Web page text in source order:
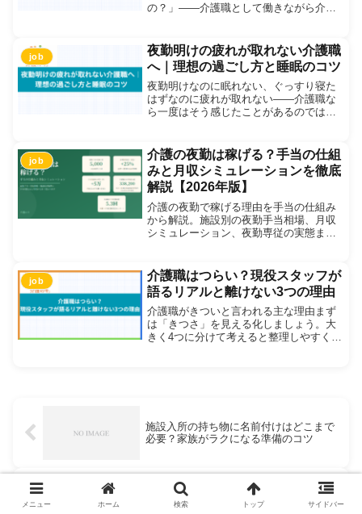
の？」——介護職として働きながら介護
修は、介護福祉士国家試験の受験に必須
の資格です。しかし、フルタ...
job
夜勤明けの疲れが取れない介護職
へ｜理想の過ごし方と睡眠のコツ
夜勤明けなのに眠れない、ぐっすり寝た
はずなのに疲れが取れない——介護職な
ら一度はそう感じたことがあるのではな
す。この記事では、夜勤明けの疲れが取
れない理由を整理しながら、...
job
介護の夜勤は稼げる？手当の仕組
みと月収シミュレーションを徹底
解説【2026年版】
介護の夜勤で稼げる理由を手当の仕組み
から解説。施設別の夜勤手当相場、月収
シミュレーション、夜勤専従の実態まで
job
介護職はつらい？現役スタッフが
語るリアルと離けない3つの理由
介護職がきついと言われる主な理由まず
は「きつさ」を見える化しましょう。大
きく4つに分けて考えると整理しやすくな
施設入所の持ち物に名前付けはどこまで
必要？家族がラクになる準備のコツ
親の通院付き添いがしんどいときはどう
する？介護離職を防ぐための分担と工夫
メニュー ホーム 検索 トップ サイドバー